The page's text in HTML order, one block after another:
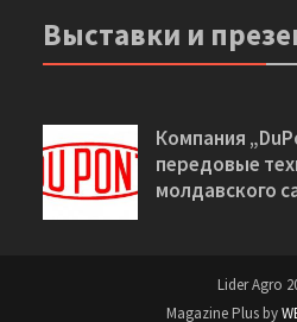
Выставки и
Компания
передовые
молдавского
Lider Agro
Magazine Plus by